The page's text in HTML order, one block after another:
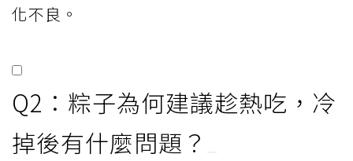
化不良。
Q2：粽子為何建議趁熱吃，冷
掉後有什麼問題？